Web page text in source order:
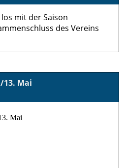
mit der Saison
des Vereins
13. Mai